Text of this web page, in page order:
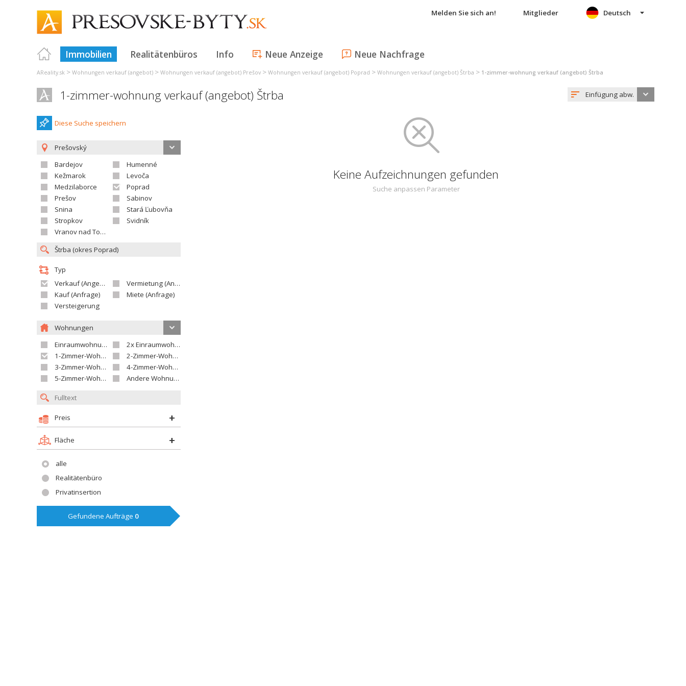
Melden Sie sich an! Mitglieder
Immobilien Realitätenbüros Info Neue Anzeige Neue Nachfrage
Deutsch
AReality.sk > Wohnungen verkauf (angebot) > Wohnungen verkauf (angebot) Prešov > Wohnungen verkauf (angebot) Poprad > Wohnungen verkauf (angebot) Štrba > 1-zimmer-wohnung verkauf (angebot) Štrba
1-zimmer-wohnung verkauf (angebot) Štrba Einfügung abw.
Diese Suche speichern
Prešovský
Bardejov
Humenné
Kežmarok
Levoča
Medzilaborce
Poprad
Prešov
Sabinov
Snina
Stará Ľubovňa
Stropkov
Svidník
Vranov nad Topľou
Typ
Verkauf (Angebot)
Vermietung (Angebot)
Kauf (Anfrage)
Miete (Anfrage)
Versteigerung
Wohnungen
Einraumwohnung
2x Einraumwohnung
1-Zimmer-Wohnung
2-Zimmer-Wohnung
3-Zimmer-Wohnung
4-Zimmer-Wohnung
5-Zimmer-Wohnung und größer
Andere Wohnung
Preis
Fläche
alle
Realitätenbüro
Privatinsertion
Gefundene Aufträge 0
Keine Aufzeichnungen gefunden
Suche anpassen Parameter